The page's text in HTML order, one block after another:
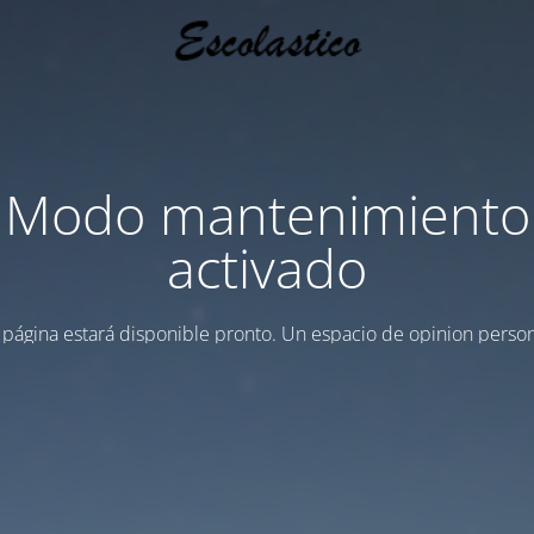
Modo mantenimiento
activado
estará disponible pronto. Un espacio de opinion